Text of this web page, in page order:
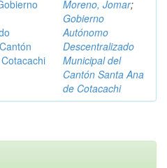
Moreno, Jomar;
Gobierno
Autónomo
Descentralizado
Municipal del
Cantón Santa Ana
de Cotacachi